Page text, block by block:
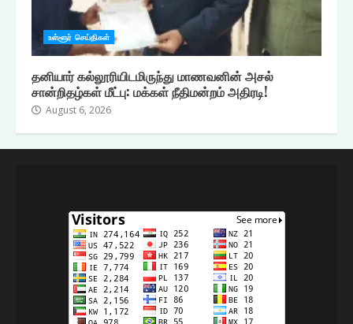
உள்ளூர் செய்திகள்
தனியார் கல்லூரியிடமிருந்து மாணவனின் அசல்
சான்றிதழ்கள் மீட்பு: மக்கள் நீதிமன்றம் அதிரடி!
August 6, 2026